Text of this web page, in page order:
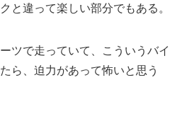
と違って楽しい部分でもある。
ツで走っていて、こういうバイ
ら、迫力があって怖いと思う